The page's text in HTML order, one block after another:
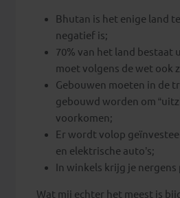
Bhutan is het enige land
negatief is;
70% van het land bestaat
moet volgens de wet ook
Gebouwen moeten in de
gebouwd worden om
voorkomen;
Er wordt volop
en elektrische auto’s;
In winkels krijg je nergens
Wat mij echter het meest is